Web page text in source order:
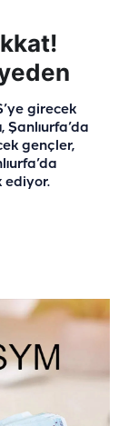
girecek
Şanlıurfa’da
gençler,
ediyor.